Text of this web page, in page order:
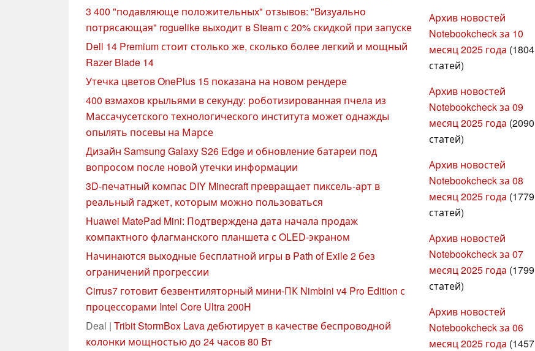
3 400 "подавляюще положительных" отзывов: "Визуально
потрясающая" roguelike выходит в Steam с 20% скидкой при запуске
Dell 14 Premium стоит столько же, сколько более легкий и мощный
Razer Blade 14
Утечка цветов OnePlus 15 показана на новом рендере
400 взмахов крыльями в секунду: роботизированная пчела из
Массачусетского технологического института может однажды
опылять посевы на Марсе
Дизайн Samsung Galaxy S26 Edge и обновление батареи под
вопросом после новой утечки информации
3D-печатный компас DIY Minecraft превращает пиксель-арт в
реальный гаджет, которым можно пользоваться
Huawei MatePad Mini: Подтверждена дата начала продаж
компактного флагманского планшета с OLED-экраном
Начинаются выходные бесплатной игры в Path of Exile 2 без
ограничений прогрессии
Cirrus7 готовит безвентиляторный мини-ПК Nimbini v4 Pro Edition с
процессорами Intel Core Ultra 200H
Deal | Tribit StormBox Lava дебютирует в качестве беспроводной
колонки мощностью до 24 часов 80 Вт
Архив новостей
Notebookcheck за 10
месяц 2025 года (1804
статей)
Архив новостей
Notebookcheck за 09
месяц 2025 года (2090
статей)
Архив новостей
Notebookcheck за 08
месяц 2025 года (1779
статей)
Архив новостей
Notebookcheck за 07
месяц 2025 года (1799
статей)
Архив новостей
Notebookcheck за 06
месяц 2025 года (1457